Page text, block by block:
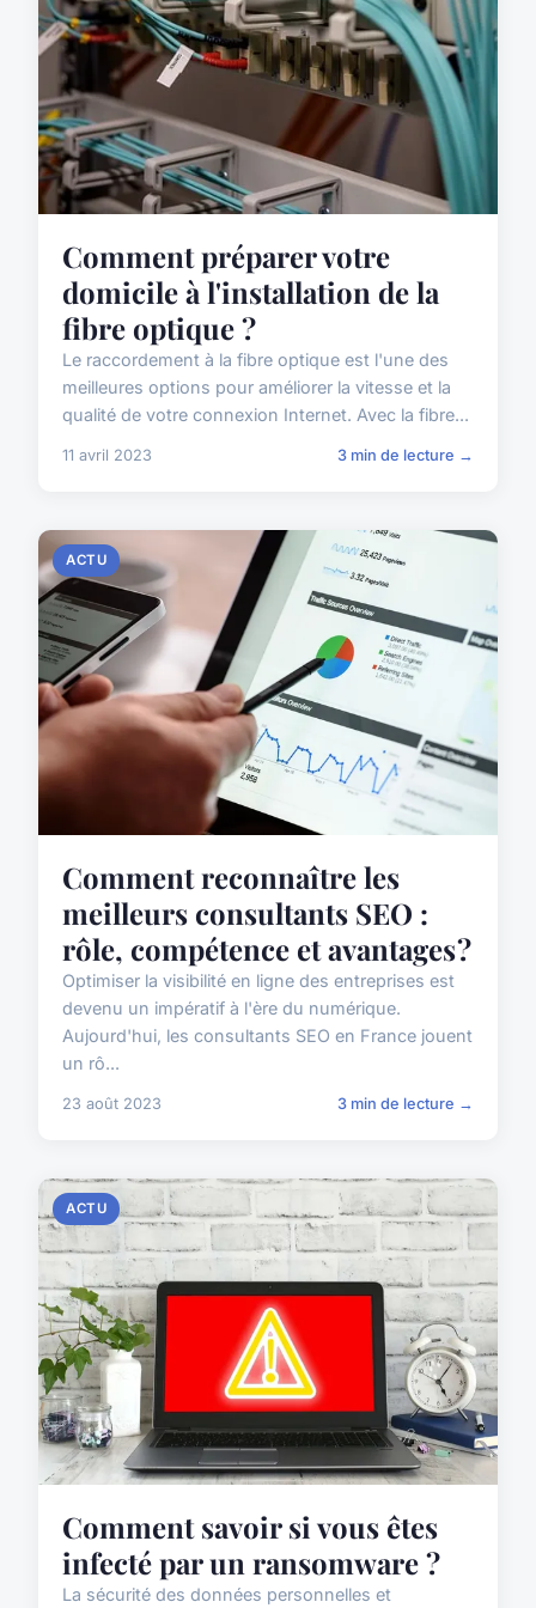
Comment préparer votre
domicile à l'installation de la
fibre optique ?
Le raccordement à la fibre optique est l'une des
meilleures options pour améliorer la vitesse et la
qualité de votre connexion Internet. Avec la fibre...
11 avril 2023 3 min de lecture →
ACTU
Comment reconnaître les
meilleurs consultants SEO :
rôle, compétence et avantages ?
Optimiser la visibilité en ligne des entreprises est
devenu un impératif à l'ère du numérique.
Aujourd'hui, les consultants SEO en France jouent
un rô...
23 août 2023 3 min de lecture →
ACTU
Comment savoir si vous êtes
infecté par un ransomware ?
La sécurité des données personnelles et